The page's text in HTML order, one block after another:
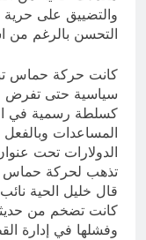
والتضييق على حرية
التحسن بالرغم من
كانت حركة حماس
سياسية حتى تفرض
كسلطة رسمية في
المساعدات
الدولارات تحت
تذهب لحركة حماس
قال خليل الحية
كانت تضخم من
وفشلها في إدارة